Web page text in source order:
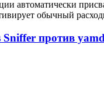
автоматически
обычный
против